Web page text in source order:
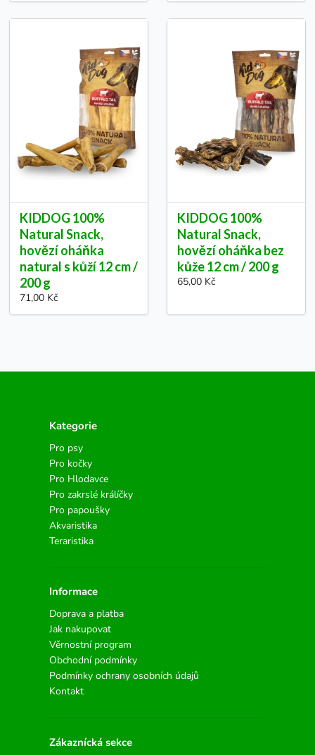
KIDDOG 100%
Natural Snack,
hovězí oháňka
natural s kůží 12 cm /
200 g
71,00 Kč
KIDDOG 100%
Natural Snack,
hovězí oháňka bez
kůže 12 cm / 200 g
65,00 Kč
Kategorie
Pro psy
Pro kočky
Pro Hlodavce
Pro zakrslé králíčky
Pro papoušky
Akvaristika
Teraristika
Informace
Doprava a platba
Jak nakupovat
Věrnostní program
Obchodní podmínky
Podmínky ochrany osobních údajů
Kontakt
Zákaznícká sekce